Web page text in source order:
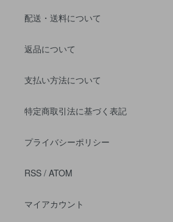
配送・送料について
返品について
支払い方法について
特定商取引法に基づく表記
プライバシーポリシー
RSS / ATOM
マイアカウント